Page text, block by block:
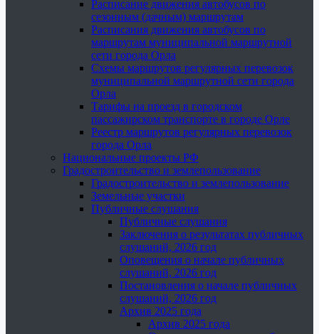
Расписание движения автобусов по
сезонным (дачным) маршрутам
Расписания движения автобусов по
маршрутам муниципальной маршрутной
сети города Орла
Схемы маршрутов регулярных перевозок
муниципальной маршрутной сети города
Орла
Тарифы на проезд в городском
пассажирском транспорте в городе Орле
Реестр маршрутов регулярных перевозок
города Орла
Национальные проекты РФ
Градостроительство и землепользование
Градостроительство и землепользование
Земельные участки
Публичные слушания
Публичные слушания
Заключения о результатах публичных
слушаний, 2026 год
Оповещения о начале публичных
слушаний, 2026 год
Постановления о начале публичных
слушаний, 2026 год
Архив 2025 года
Архив 2025 года